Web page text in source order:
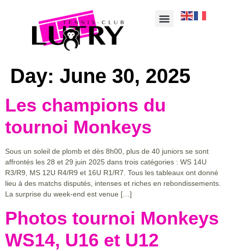
Day: June 30, 2025
Les champions du
tournoi Monkeys
Sous un soleil de plomb et dès 8h00, plus de 40 juniors se sont
affrontés les 28 et 29 juin 2025 dans trois catégories : WS 14U
R3/R9, MS 12U R4/R9 et 16U R1/R7. Tous les tableaux ont donné
lieu à des matchs disputés, intenses et riches en rebondissements.
La surprise du week-end est venue […]
Photos tournoi Monkeys
WS14, U16 et U12